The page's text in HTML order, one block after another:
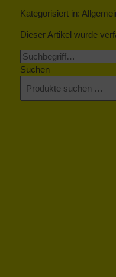
Kategorisiert in:
Dieser Artikel wurde
Suchen